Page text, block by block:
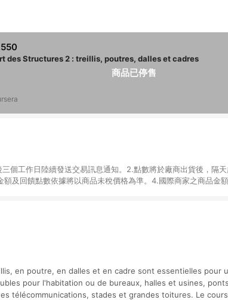
商品已停售
des Structures 2 : treillis, poutres, dalles et cadres
個工作日陸續發送交易訊息通知。2.點數將於廠商出貨後，隔
及回饋點數依據將以商品未稅價格為準。4.國際商家之商品金
en poutre, en dalles et en cadre sont essentielles pour
pour l'habitation ou de bureaux, halles et usines,
télécommunications, stades et grandes toitures. Le